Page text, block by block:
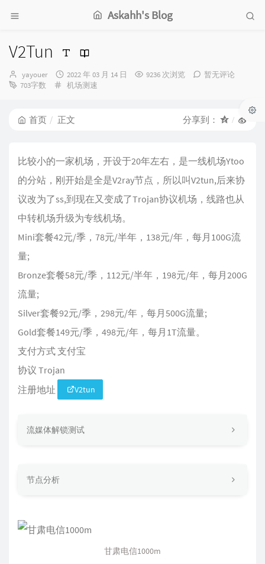
Askahh's Blog
V2Tun
博
主：
yayouer
发
布
2022 年 03 月 14 日 9236 次浏览
暂无评论
703字数
分
机场测速
首页 正文 分享到：
比较小的一家机场，开设于20年左右，是一线机场Ytoo
的分站，刚开始是全是V2ray节点，所以叫V2tun,后来协
议改为了ss,到现在又变成了Trojan协议机场，线路也从
中转机场升级为专线机场。
Mini套餐42元/季，78元/半年，138元/年，每月100G流
量;
Bronze套餐58元/季，112元/半年，198元/年，每月200G
流量;
Silver套餐92元/季，298元/年，每月500G流量;
Gold套餐149元/季，498元/年，每月1T流量。
支付方式 支付宝
协议 Trojan
注册地址
V2tun
流媒体解锁测试
节点分析
甘肃电信1000m